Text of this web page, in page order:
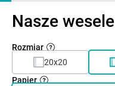
Nasze wesele
Rozmiar
20x20
Papier